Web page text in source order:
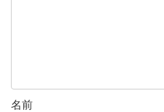
名前